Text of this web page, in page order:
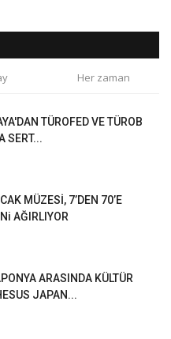
Her zaman
TÜROFED VE TÜROB
SERT...
MÜZESİ, 7’DEN 70’E
AĞIRLIYOR
ARASINDA KÜLTÜR
JAPAN...